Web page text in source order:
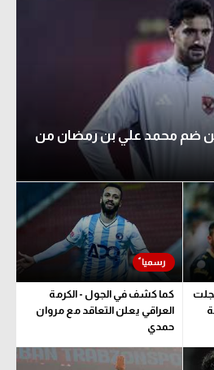
ضم محمد علي بن رمضان من
كما كشف في الجول - الكرمة
العراقي يعلن التعاقد مع مروان
حمدي